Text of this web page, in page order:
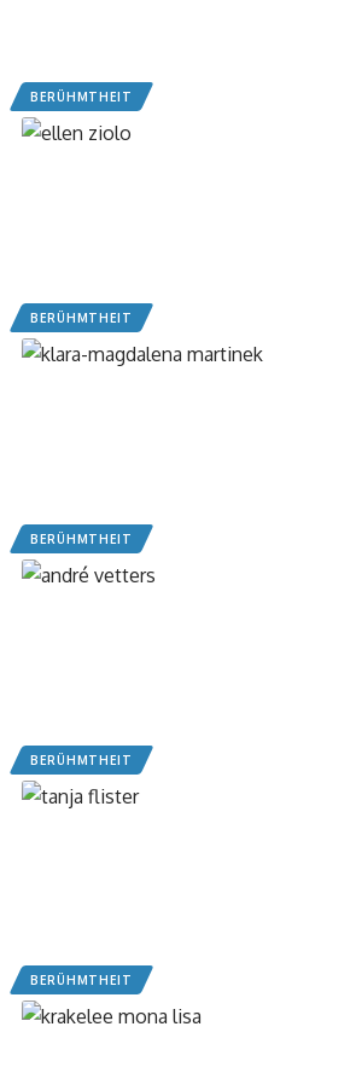
BERÜHMTHEIT
BERÜHMTHEIT
BERÜHMTHEIT
BERÜHMTHEIT
BERÜHMTHEIT